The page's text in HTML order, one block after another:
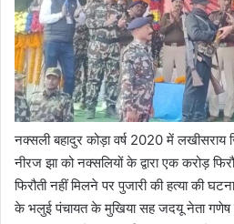
नक्सली बहादुर कोड़ा वर्ष 2020 में लखीसराय
नीरज झा को नक्सलियों के द्वारा एक करोड़
फिरौती नहीं मिलने पर पुजारी की हत्या की
के भलुई पंचायत के मुखिया सह जदयू नेता गणेष